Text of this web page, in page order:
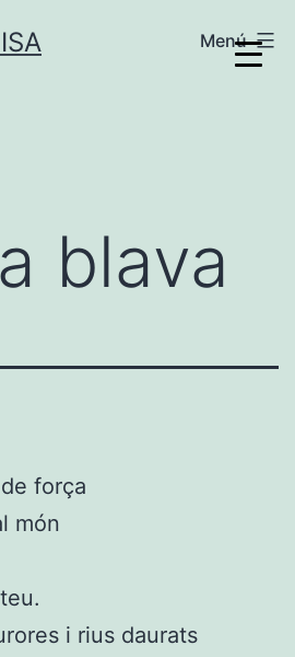
Menú
blava
força
món
i rius daurats